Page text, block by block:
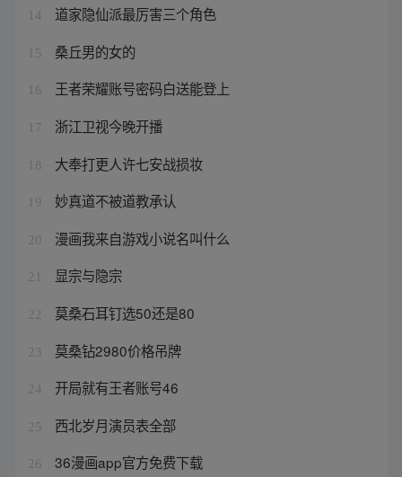
14 道家隐仙派最厉害三个角色
15 桑丘男的女的
16 王者荣耀账号密码白送能登上
17 浙江卫视今晚开播
18 大奉打更人许七安战损妆
19 妙真道不被道教承认
20 漫画我来自游戏小说名叫什么
21 显宗与隐宗
22 莫桑石耳钉选50还是80
23 莫桑钻2980价格吊牌
24 开局就有王者账号46
25 西北岁月演员表全部
26 36漫画app官方免费下载